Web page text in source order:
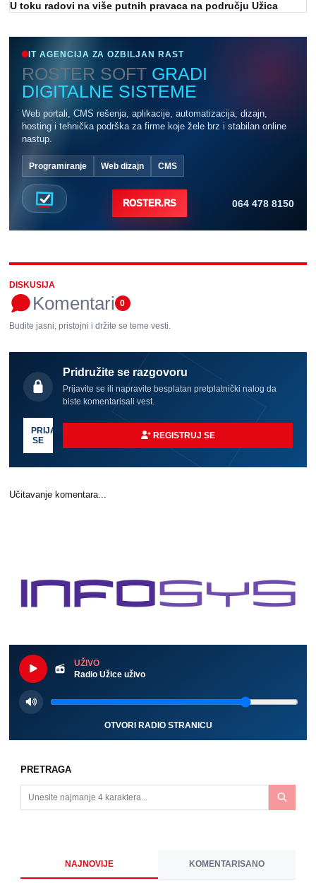
U toku radovi na više putnih pravaca na području Užica
IT AGENCIJA ZA OZBILJAN RAST
ROSTER SOFT GRADI
DIGITALNE SISTEME
Web portali, CMS rešenja, aplikacije, automatizacija, dizajn,
hosting i tehnička podrška za firme koje žele brz i stabilan online
nastup.
Programiranje Web dizajn CMS
ROSTER.RS 064 478 8150
DISKUSIJA
Komentari 0
Budite jasni, pristojni i držite se teme vesti.
Pridružite se razgovoru
Prijavite se ili napravite besplatan pretplatnički nalog da
biste komentarisali vest.
PRIJAVI
SE
REGISTRUJ SE
Učitavanje komentara...
UŽIVO
Radio Užice uživo
OTVORI RADIO STRANICU
PRETRAGA
NAJNOVIJE KOMENTARISANO